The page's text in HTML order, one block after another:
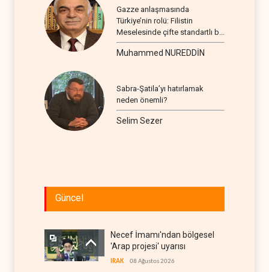
Gazze anlaşmasında
Türkiye’nin rolü: Filistin
Meselesinde çifte standartlı bir
seyir
Muhammed NUREDDİN
Sabra-Şatila’yı hatırlamak
neden önemli?
Selim Sezer
Güncel
Necef İmamı'ndan bölgesel
'Arap projesi' uyarısı
IRAK 08 Ağustos 2026